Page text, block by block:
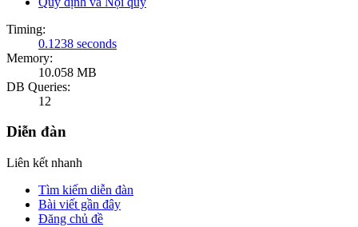
Timing:
0.1238 seconds
Memory:
10.058 MB
DB Queries:
12
Diễn đàn
Liên kết nhanh
Tìm kiếm diễn đàn
Bài viết gần đây
Đăng chủ đề